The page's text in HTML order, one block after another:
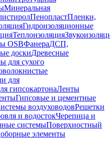
Минеральная
ПенопластПленки,
Гидроизоляционные
Теплоизоляция
OSBФанераДСП,
доскиДревесные
для сухого
для
гипсокартонаЛенты
Гипсовые и цементные
воздуховодовРешетки
и водостокЧерепица и
системыПоверхностный
элементы